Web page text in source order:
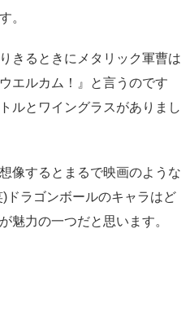
。
きるときにメタリック軍曹は
エルカム！』と言うのです
ルとワイングラスがありまし
像するとまるで映画のような
ドラゴンボールのキャラはど
魅力の一つだと思います。